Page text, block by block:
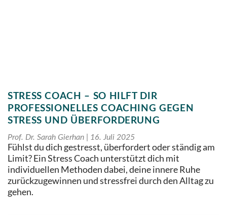
STRESS COACH – SO HILFT DIR
PROFESSIONELLES COACHING GEGEN
STRESS UND ÜBERFORDERUNG
Prof. Dr. Sarah Gierhan 16. Juli 2025
Fühlst du dich gestresst, überfordert oder ständig am
Limit? Ein Stress Coach unterstützt dich mit
individuellen Methoden dabei, deine innere Ruhe
zurückzugewinnen und stressfrei durch den Alltag zu
gehen.